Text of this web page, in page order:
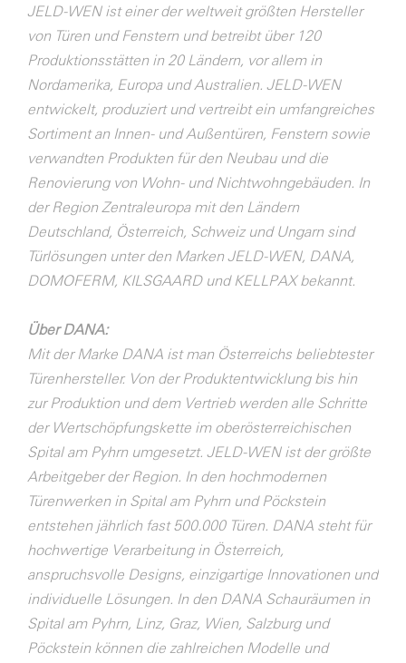
JELD-WEN ist einer der weltweit größten Hersteller
von Türen und Fenstern und betreibt über 120
Produktionsstätten in 20 Ländern, vor allem in
Nordamerika, Europa und Australien. JELD-WEN
entwickelt, produziert und vertreibt ein umfangreiches
Sortiment an Innen- und Außentüren, Fenstern sowie
verwandten Produkten für den Neubau und die
Renovierung von Wohn- und Nichtwohngebäuden. In
der Region Zentraleuropa mit den Ländern
Deutschland, Österreich, Schweiz und Ungarn sind
Türlösungen unter den Marken JELD-WEN, DANA,
DOMOFERM, KILSGAARD und KELLPAX bekannt.
Über DANA:
Mit der Marke DANA ist man Österreichs beliebtester
Türenhersteller. Von der Produktentwicklung bis hin
zur Produktion und dem Vertrieb werden alle Schritte
der Wertschöpfungskette im oberösterreichischen
Spital am Pyhrn umgesetzt. JELD-WEN ist der größte
Arbeitgeber der Region. In den hochmodernen
Türenwerken in Spital am Pyhrn und Pöckstein
entstehen jährlich fast 500.000 Türen. DANA steht für
hochwertige Verarbeitung in Österreich,
anspruchsvolle Designs, einzigartige Innovationen und
individuelle Lösungen. In den DANA Schauräumen in
Spital am Pyhrn, Linz, Graz, Wien, Salzburg und
Pöckstein können die zahlreichen Modelle und